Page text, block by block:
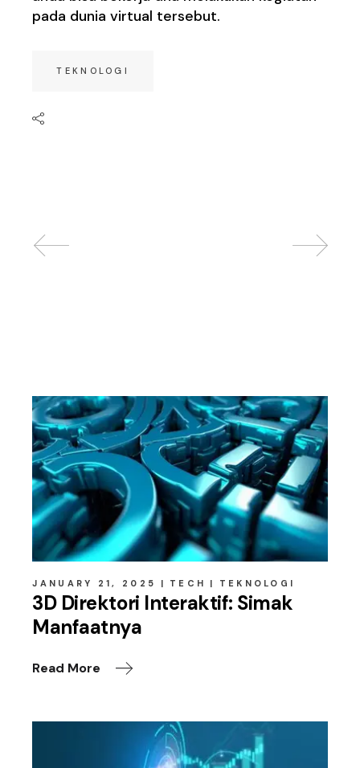
pada dunia virtual tersebut.
TEKNOLOGI
JANUARY 21, 2025 TECH TEKNOLOGI
3D Direktori Interaktif: Simak
Manfaatnya
Read More